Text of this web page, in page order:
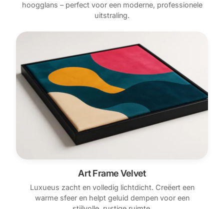
hoogglans – perfect voor een moderne, professionele
uitstraling.
Art Frame Velvet
Luxueus zacht en volledig lichtdicht. Creëert een
warme sfeer en helpt geluid dempen voor een